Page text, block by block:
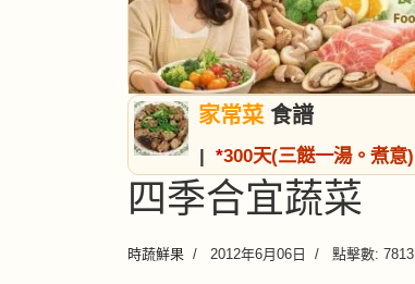
家常菜 食譜
| *300天(三餸一湯。煮意)
四季合宜蔬菜
時蔬鮮果 2012年6月06日 點擊數: 7813